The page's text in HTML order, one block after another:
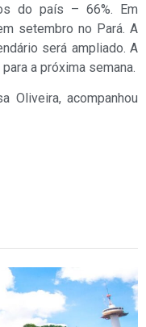
do país – 66%. Em
setembro no Pará. A
será ampliado. A
a próxima semana.
Oliveira, acompanhou